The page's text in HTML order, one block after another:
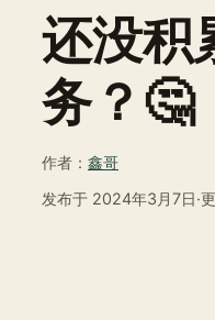
还没积
务？🤔
作者： 鑫哥
发布于 2024年3月7日·